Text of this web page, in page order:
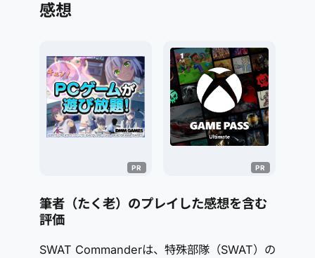
感想
筆者（たく老）のプレイした感想を含む
評価
SWAT Commanderは、特殊部隊（SWAT）の